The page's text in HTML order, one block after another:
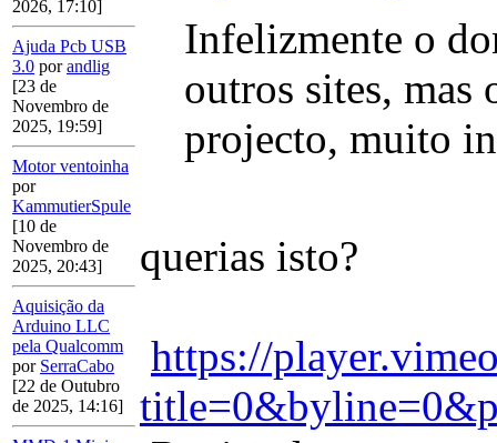
2026, 17:10]
Ajuda Pcb USB
3.0 porandlig
[23 de
Novembro de
2025, 19:59]
Motor ventoinha
por
KammutierSpule
[10 de
Novembro de
2025, 20:43]
Aquisição da
Arduino LLC
pela Qualcomm
por SerraCabo
[22 de Outubro
de 2025, 14:16]
Infelizmente o
outros sites, mas
projecto, muito
querias isto?
https://